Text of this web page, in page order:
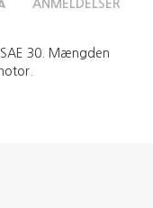
ANMELDELSER
30. Mængden